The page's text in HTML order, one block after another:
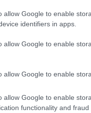
allow Google to enable
identifiers in apps.
allow Google to enable
allow Google to enable
allow Google to enable
functionality and
παρατίθεται
την απόφασή
δικαιωμάτων
ανταγωνισμού.
χρόνος
του Α/Σ Αγ. Ι.
την περαιτέρω